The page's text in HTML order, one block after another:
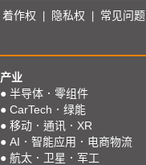
着作权 隐私权 常见问题
产业
● 半导体．零组件
● CarTech．绿能
● 移动．通讯．XR
● AI．智能应用．电商物流
● 航太．卫星．军工